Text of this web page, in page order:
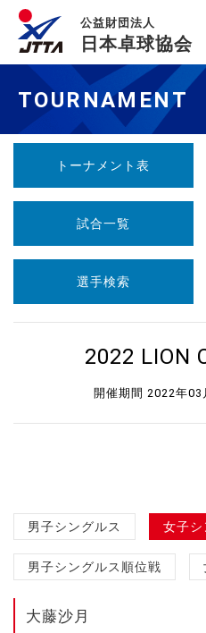
公益財団法人
日本卓球協会
TOURNAMENT
トーナメント表
試合一覧
選手検索
2022 LION
開催期間 2022年03
男子シングルス 女子シ
男子シングルス順位戦
大藤沙月